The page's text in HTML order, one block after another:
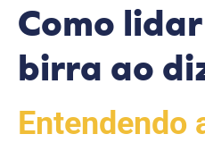
Como
birra ao
Entendendo